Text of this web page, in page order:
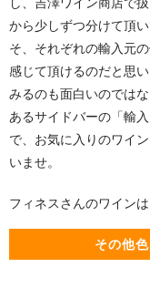
から少しずつ分けて頂
そ、それぞれの輸入元
感じて頂けるのだと思
みるのも面白いのでは
あるサイドバーの「輸
で、お気に入りのワイ
いませ。
フィネスさんのワイン
その他